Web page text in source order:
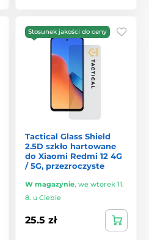
Stosunek jakości do ceny
Tactical Glass Shield
2.5D szkło hartowane
do Xiaomi Redmi 12 4G
/ 5G, przezroczyste
W magazynie, we wtorek 11.
8. u Ciebie
25.5 zł